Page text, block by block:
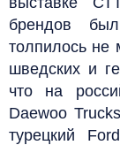
брендов
толпилось
шведских и
что на
Daewoo
турецкий